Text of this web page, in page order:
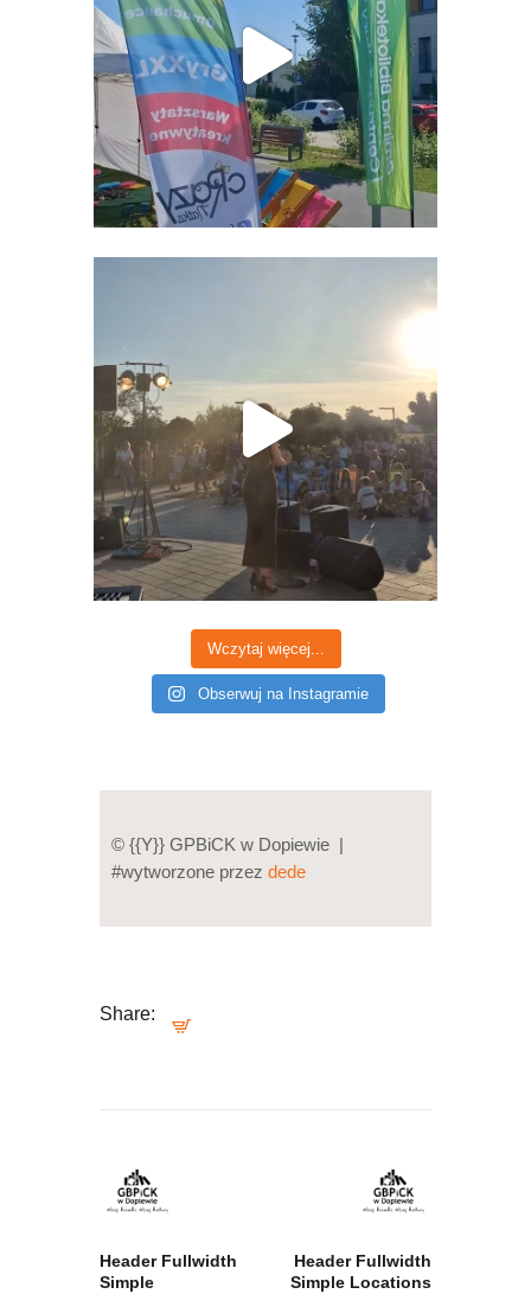
Wczytaj więcej...
Obserwuj na Instagramie
© {{Y}} GPBiCK w Dopiewie |
#wytworzone przez dede
Share:
wpisu
Header Fullwidth
Simple
Header Fullwidth
Simple Locations